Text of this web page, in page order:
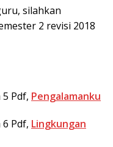
silahkan
2 revisi 2018
Pdf, Pengalamanku
Pdf, Lingkungan